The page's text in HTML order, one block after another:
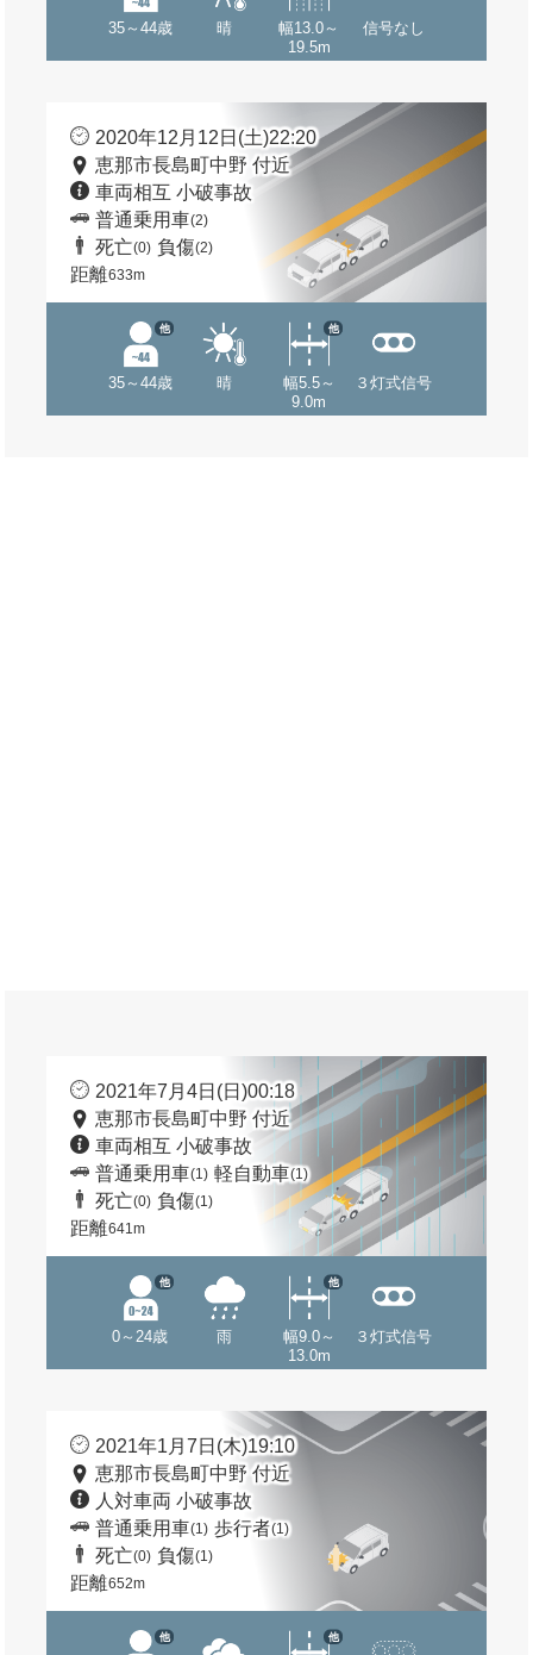
35～44歳 晴
幅13.0～
19.5m
信号なし
2020年12月12日(土)22:20
恵那市長島町中野 付近
車両相互 小破事故
普通乗用車(2)
死亡(0) 負傷(2)
距離633m
35～44歳
他
晴
幅5.5～
9.0m
他
３灯式信号
2021年7月4日(日)00:18
恵那市長島町中野 付近
車両相互 小破事故
普通乗用車(1) 軽自動車(1)
死亡(0) 負傷(1)
距離641m
0～24歳
他
雨
幅9.0～
13.0m
他
３灯式信号
2021年1月7日(木)19:10
恵那市長島町中野 付近
人対車両 小破事故
普通乗用車(1) 歩行者(1)
死亡(0) 負傷(1)
距離652m
他 他